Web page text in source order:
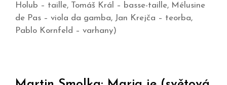
Holub – taille, Tomáš Král – basse-taille, Mélusine
de Pas – viola da gamba, Jan Krejča – teorba,
Pablo Kornfeld – varhany)